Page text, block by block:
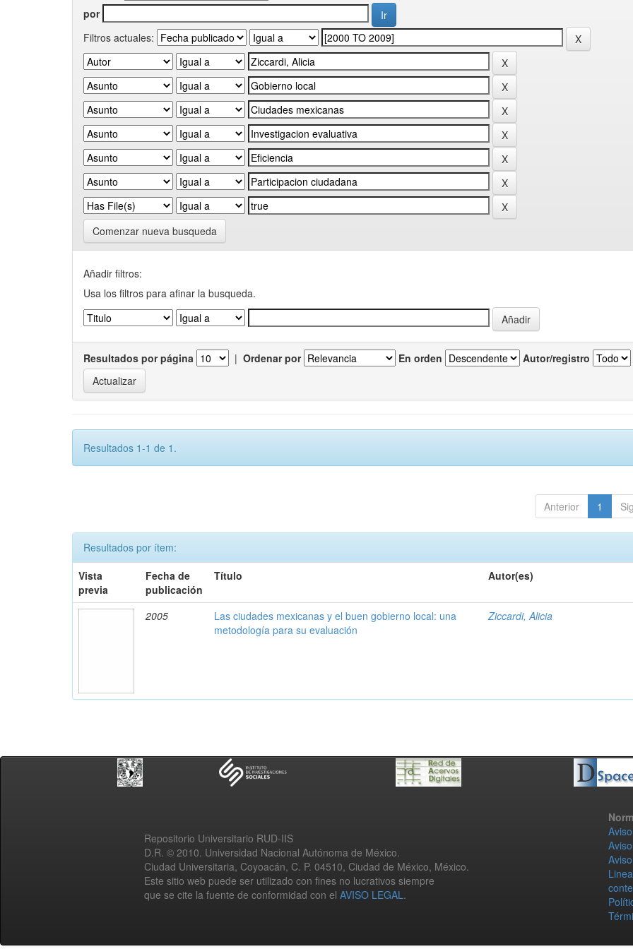
por
Filtros actuales:
Comenzar nueva busqueda
Añadir filtros:
Usa los filtros para afinar la busqueda.
Resultados por página | Ordenar por En orden Autor/registro
Resultados 1-1 de 1.
Anterior 1
Resultados por ítem:
Vista
previa
Fecha de
publicación
Título Autor(es)
2005
Las ciudades mexicanas y el buen gobierno local: una
metodología para su evaluación
Ziccardi, Alicia
Repositorio Universitario RUD-IIS
D.R. © 2010. Universidad Nacional Autónoma de México.
Ciudad Universitaria, Coyoacán, C. P. 04510, Ciudad de México, México.
Este sitio web puede ser utilizado con fines no lucrativos siempre
que se cite la fuente de conformidad con el AVISO LEGAL.